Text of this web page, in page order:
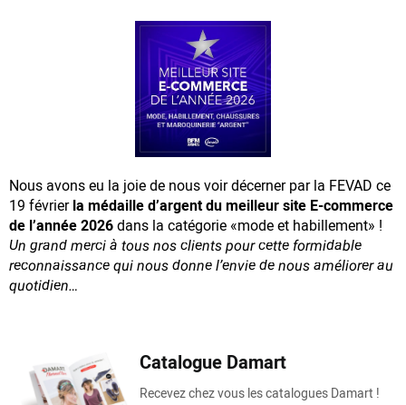
Nous avons eu la joie de nous voir décerner par la FEVAD ce
19 févrierla médaille d’argent du meilleur site E-commerce
de l’année 2026dans la catégorie «mode et habillement» !
Un grand merci à tous nos clients pour cette formidable
reconnaissancequi nous donne l’envie de nous améliorer au
quotidien…
Catalogue Damart
Recevez chez vous les catalogues Damart !